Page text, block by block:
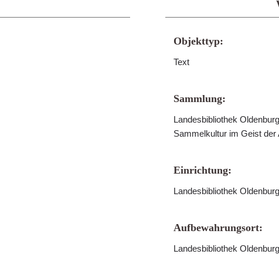
Objekttyp:
Text
Sammlung:
Landesbibliothek
Sammelkultur im Geist
Einrichtung:
Landesbibliothek
Aufbewahrungsort:
Landesbibliothek Oldenburg